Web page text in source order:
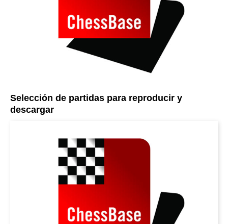
Selección de partidas para reproducir y
descargar